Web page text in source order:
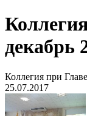
декабрь
Коллегия при
25.07.2017